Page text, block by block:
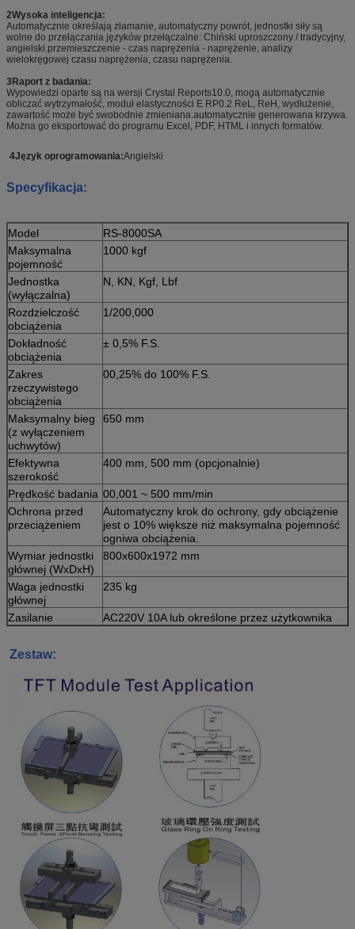
2Wysoka inteligencja:
Automatycznie określają złamanie, automatyczny powrót, jednostki siły są
wolne do przełączania języków przełączalne: Chiński uproszczony / tradycyjny,
angielski.przemieszczenie - czas naprężenia - naprężenie, analizy
wielokręgowej czasu naprężenia, czasu naprężenia.
3Raport z badania:
Wypowiedzi oparte są na wersji Crystal Reports10.0, mogą automatycznie
obliczać wytrzymałość, moduł elastyczności E RP0.2 ReL, ReH, wydłużenie,
zawartość może być swobodnie zmieniana.automatycznie generowana krzywa.
Można go eksportować do programu Excel, PDF, HTML i innych formatów.
4Język oprogramowania:Angielski
Specyfikacja:
Model
RS-8000SA
Maksymalna
pojemność
1000 kgf
Jednostka
(wyłączalna)
N, KN, Kgf, Lbf
Rozdzielczość
obciążenia
1/200,000
Dokładność
obciążenia
± 0,5% F.S.
Zakres
rzeczywistego
obciążenia
00,25% do 100% F.S.
Maksymalny bieg
(z wyłączeniem
uchwytów)
650 mm
Efektywna
szerokość
400 mm, 500 mm (opcjonalnie)
Prędkość badania 00,001 ~ 500 mm/min
Ochrona przed
przeciążeniem
Automatyczny krok do ochrony, gdy obciążenie
jest o 10% większe niż maksymalna pojemność
ogniwa obciążenia.
Wymiar jednostki
głównej (WxDxH)
800x600x1972 mm
Waga jednostki
głównej
235 kg
Zasilanie AC220V 10A lub określone przez użytkownika
Zestaw: